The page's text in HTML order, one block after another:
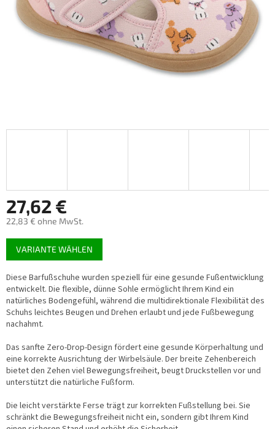
27,62 €
22,83 € ohne MwSt.
Verkaufspreis:
VARIANTE WÄHLEN
Diese Barfußschuhe wurden speziell für eine gesunde Fußentwicklung
entwickelt. Die flexible, dünne Sohle ermöglicht Ihrem Kind ein
natürliches Bodengefühl, während die multidirektionale Flexibilität des
Schuhs leichtes Beugen und Drehen erlaubt und jede Fußbewegung
nachahmt.
Das sanfte Zero-Drop-Design fördert eine gesunde Körperhaltung und
eine korrekte Ausrichtung der Wirbelsäule. Der breite Zehenbereich
bietet den Zehen viel Bewegungsfreiheit, beugt Druckstellen vor und
unterstützt die natürliche Fußform.
Die leicht verstärkte Ferse trägt zur korrekten Fußstellung bei. Sie
schränkt die Bewegungsfreiheit nicht ein, sondern gibt Ihrem Kind